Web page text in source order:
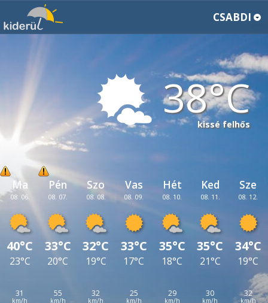
CSABDI
38
kissé felhős
Ma
08. 06.
40°C
23°C
31
Pén
08. 07.
33°C
20°C
55
Szo
08. 08.
32°C
19°C
32
Vas
08. 09.
33°C
17°C
25
Hét
08. 10.
35°C
18°C
29
Ked
08. 11.
35°C
21°C
30
Sze
08. 12.
34°C
19°C
32